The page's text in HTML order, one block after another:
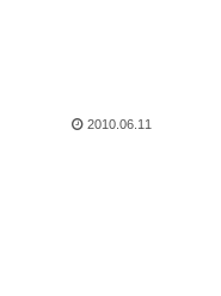
2010.06.11